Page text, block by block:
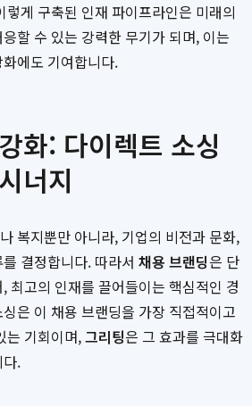
게 구축된 인재 파이프라인은 미래의
할 수 있는 강력한 무기가 되며, 이는
화에도 기여합니다.
화: 다이렉트 소싱
너지
복지뿐만 아니라, 기업의 비전과 문화,
결정합니다. 따라서 채용 브랜딩은 단
최고의 인재를 끌어들이는 핵심적인 경
은 이 채용 브랜딩을 가장 직접적이고
는 기회이며,그리팅은 그 효과를 극대화
.